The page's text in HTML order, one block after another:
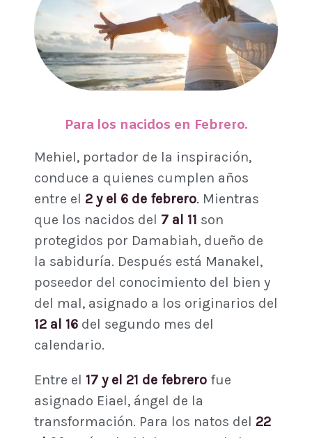
Para los nacidos en Febrero.
Mehiel, portador de la inspiración,
conduce a quienes cumplen años
entre el 2 y el 6 de febrero. Mientras
que los nacidos del 7 al 11 son
protegidos por Damabiah, dueño de
la sabiduría. Después está Manakel,
poseedor del conocimiento del bien y
del mal, asignado a los originarios del
12 al 16 del segundo mes del
calendario.
Entre el 17 y el 21 de febrero fue
asignado Eiael, ángel de la
transformación. Para los natos del 22